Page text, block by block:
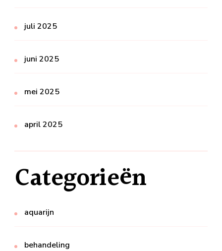
juli 2025
juni 2025
mei 2025
april 2025
Categorieën
aquarijn
behandeling